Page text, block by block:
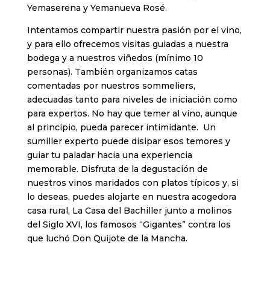
Yemaserena y Yemanueva Rosé.
Intentamos compartir nuestra pasión por el vino,
y para ello ofrecemos visitas guiadas a nuestra
bodega y a nuestros viñedos (mínimo 10
personas). También organizamos catas
comentadas por nuestros sommeliers,
adecuadas tanto para niveles de iniciación como
para expertos. No hay que temer al vino, aunque
al principio, pueda parecer intimidante. Un
sumiller experto puede disipar esos temores y
guiar tu paladar hacia una experiencia
memorable. Disfruta de la degustación de
nuestros vinos maridados con platos típicos y, si
lo deseas, puedes alojarte en nuestra acogedora
casa rural, La Casa del Bachiller junto a molinos
del Siglo XVI, los famosos “Gigantes” contra los
que luchó Don Quijote de la Mancha.